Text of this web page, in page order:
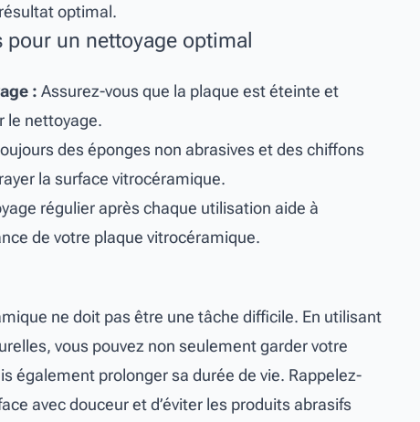
optimal.
pour un nettoyage optimal
: Assurez-vous que la plaque est éteinte et
le nettoyage.
des éponges non abrasives et des chiffons
la surface vitrocéramique.
régulier après chaque utilisation aide à
de votre plaque vitrocéramique.
ne doit pas être une tâche difficile. En utilisant
vous pouvez non seulement garder votre
également prolonger sa durée de vie. Rappelez-
avec douceur et d’éviter les produits abrasifs